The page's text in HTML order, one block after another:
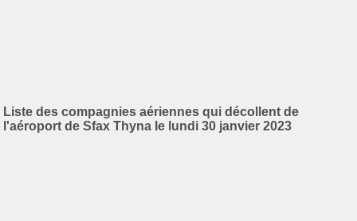
Liste des compagnies aériennes qui décollent de
l'aéroport de Sfax Thyna le lundi 30 janvier 2023